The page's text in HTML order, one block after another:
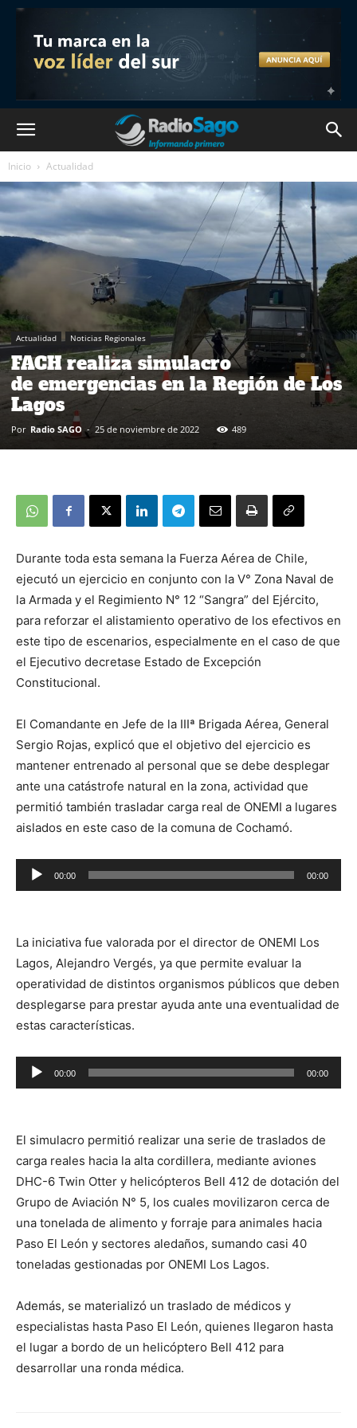
Inicio Actualidad
Actualidad Noticias Regionales
FACH realiza simulacro
de emergencias en la Región de Los
Lagos
Por Radio SAGO - 25 de noviembre de 2022 489
Durante toda esta semana la Fuerza Aérea de Chile,
ejecutó un ejercicio en conjunto con la V° Zona Naval de
la Armada y el Regimiento N° 12 “Sangra” del Ejército,
para reforzar el alistamiento operativo de los efectivos en
este tipo de escenarios, especialmente en el caso de que
el Ejecutivo decretase Estado de Excepción
Constitucional.
El Comandante en Jefe de la IIIª Brigada Aérea, General
Sergio Rojas, explicó que el objetivo del ejercicio es
mantener entrenado al personal que se debe desplegar
ante una catástrofe natural en la zona, actividad que
permitió también trasladar carga real de ONEMI a lugares
aislados en este caso de la comuna de Cochamó.
Reproductor
de
00:00 00:00
La iniciativa fue valorada por el director de ONEMI Los
Lagos, Alejandro Vergés, ya que permite evaluar la
operatividad de distintos organismos públicos que deben
desplegarse para prestar ayuda ante una eventualidad de
estas características.
Reproductor
de
00:00 00:00
El simulacro permitió realizar una serie de traslados de
carga reales hacia la alta cordillera, mediante aviones
DHC-6 Twin Otter y helicópteros Bell 412 de dotación del
Grupo de Aviación N° 5, los cuales movilizaron cerca de
una tonelada de alimento y forraje para animales hacia
Paso El León y sectores aledaños, sumando casi 40
toneladas gestionadas por ONEMI Los Lagos.
Además, se materializó un traslado de médicos y
especialistas hasta Paso El León, quienes llegaron hasta
el lugar a bordo de un helicóptero Bell 412 para
desarrollar una ronda médica.